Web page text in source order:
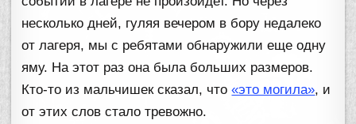
несколько дней, гуляя вечером в бору недалеко
от лагеря, мы с ребятами обнаружили еще одну
яму. На этот раз она была больших размеров.
Кто-то из мальчишек сказал, что«это могила», и
от этих слов стало тревожно.